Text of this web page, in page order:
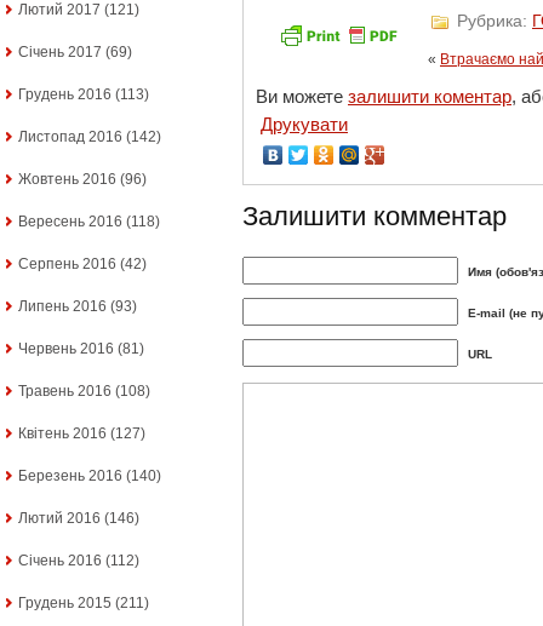
Лютий 2017 (121)
Січень 2017 (69)
Грудень 2016 (113)
Листопад 2016 (142)
Жовтень 2016 (96)
Вересень 2016 (118)
Серпень 2016 (42)
Липень 2016 (93)
Червень 2016 (81)
Травень 2016 (108)
Квітень 2016 (127)
Березень 2016 (140)
Лютий 2016 (146)
Січень 2016 (112)
Грудень 2015 (211)
Рубрика:
« Втрачаємо
Ви можете залишити коментар,
Друкувати
Залишити комментар
Имя
E-mail (не
URL